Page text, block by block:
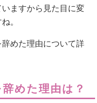
ますから見た目に変
。
めた理由について詳
めた理由は？